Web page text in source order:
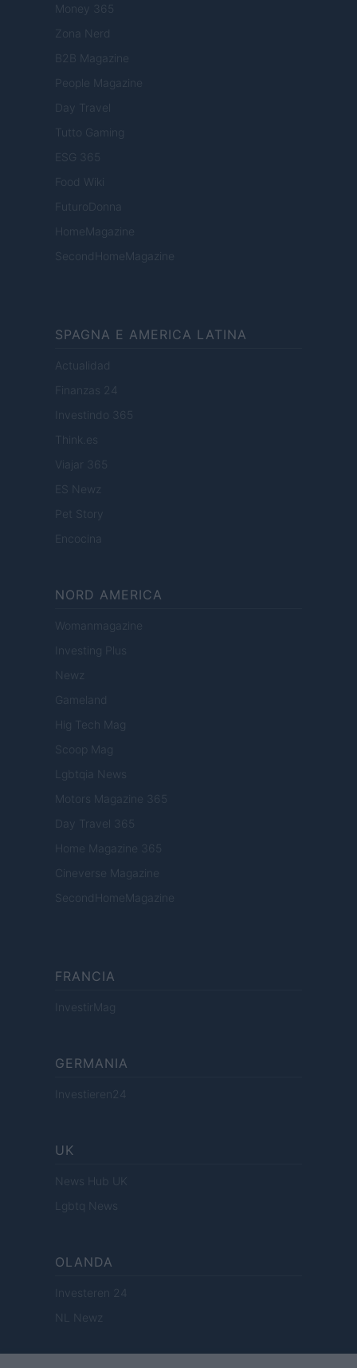
Money 365
Zona Nerd
B2B Magazine
People Magazine
Day Travel
Tutto Gaming
ESG 365
Food Wiki
FuturoDonna
HomeMagazine
SecondHomeMagazine
SPAGNA E AMERICA LATINA
Actualidad
Finanzas 24
Investindo 365
Think.es
Viajar 365
ES Newz
Pet Story
Encocina
NORD AMERICA
Womanmagazine
Investing Plus
Newz
Gameland
Hig Tech Mag
Scoop Mag
Lgbtqia News
Motors Magazine 365
Day Travel 365
Home Magazine 365
Cineverse Magazine
SecondHomeMagazine
FRANCIA
InvestirMag
GERMANIA
Investieren24
UK
News Hub UK
Lgbtq News
OLANDA
Investeren 24
NL Newz